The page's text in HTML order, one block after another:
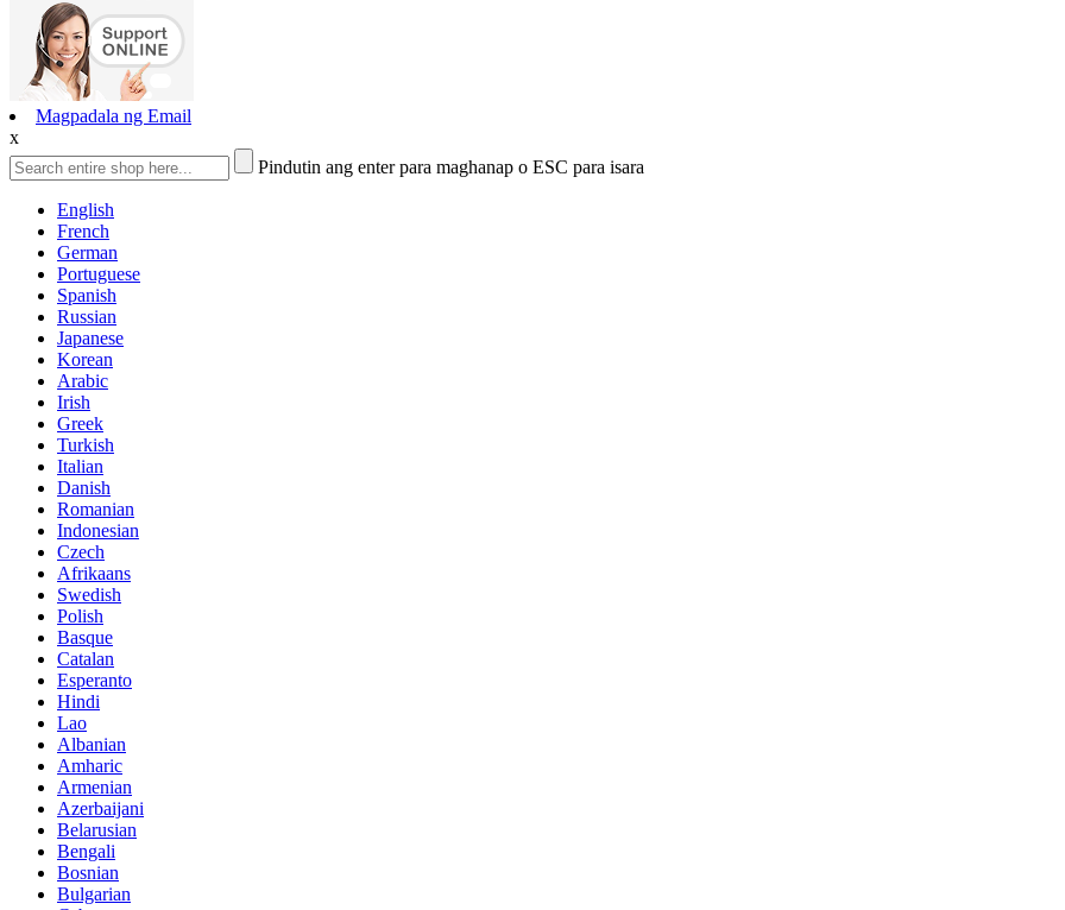
Magpadala ng Email
x
Pindutin ang enter para maghanap o ESC para isara
English
French
German
Portuguese
Spanish
Russian
Japanese
Korean
Arabic
Irish
Greek
Turkish
Italian
Danish
Romanian
Indonesian
Czech
Afrikaans
Swedish
Polish
Basque
Catalan
Esperanto
Hindi
Lao
Albanian
Amharic
Armenian
Azerbaijani
Belarusian
Bengali
Bosnian
Bulgarian